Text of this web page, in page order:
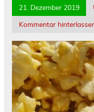
21. Dezember 2019
Kommentar